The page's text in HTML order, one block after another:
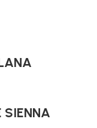
SIENNA